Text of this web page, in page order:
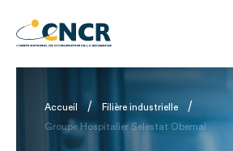
Accueil / Filière industrielle /
Groupe Hospitalier Selestat Obernai